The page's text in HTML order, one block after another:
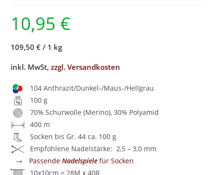
10,95 €
109,50 € / 1 kg
inkl. MwSt,zzgl. Versandkosten
104 Anthrazit/Dunkel-/Maus-/Hellgrau
100 g
70% Schurwolle (Merino), 30% Polyamid
400 m
Socken bis Gr. 44 ca. 100 g
Empfohlene Nadelstärke: 2,5 – 3,0 mm
→ PassendeNadelspiele für Socken
10x10cm = 28M x 40R